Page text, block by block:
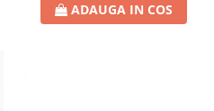
ADAUGA IN COS